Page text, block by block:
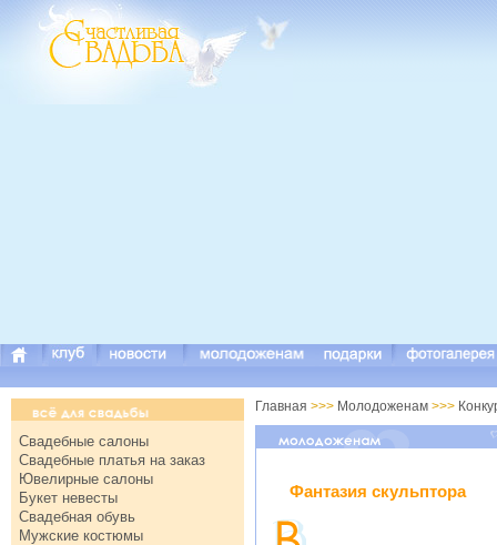
Свадебные салоны
Свадебные платья на заказ
Ювелирные салоны
Букет невесты
Свадебная обувь
Мужские костюмы
Главная >>> Молодоженам >>>
Фантазия скульптора